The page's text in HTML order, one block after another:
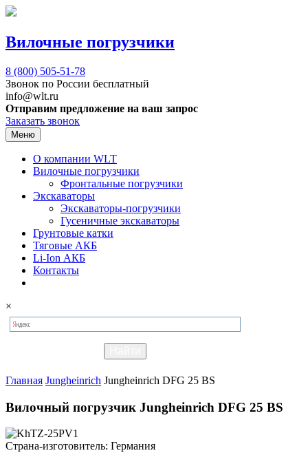
Вилочные погрузчики
8 (800) 505-51-78
Звонок по России бесплатный
info@wlt.ru
Отправим предложение на ваш запрос
Заказать звонок
Меню
О компании WLT
Вилочные погрузчики
Фронтальные погрузчики
Экскаваторы
Экскаваторы-погрузчики
Гусеничные экскаваторы
Грунтовые катки
Тяговые АКБ
Li-Ion АКБ
Контакты
×
Главная Jungheinrich Jungheinrich DFG 25 BS
Вилочный погрузчик Jungheinrich DFG 25 BS
Страна-изготовитель: Германия